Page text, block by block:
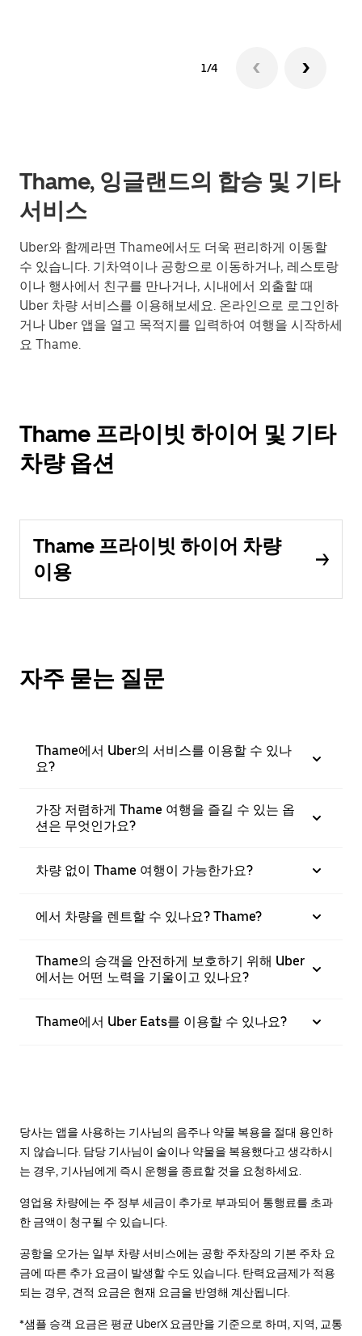
1/4
Thame, 잉글랜드의 합승 및 기타
서비스
Uber와 함께라면 Thame에서도 더욱 편리하게 이동할
수 있습니다. 기차역이나 공항으로 이동하거나, 레스토랑
이나 행사에서 친구를 만나거나, 시내에서 외출할 때
Uber 차량 서비스를 이용해보세요. 온라인으로 로그인하
거나 Uber 앱을 열고 목적지를 입력하여 여행을 시작하세
요 Thame.
Thame 프라이빗 하이어 및 기타
차량 옵션
Thame 프라이빗 하이어 차량
이용
자주 묻는 질문
Thame에서 Uber의 서비스를 이용할 수 있나
요?
가장 저렴하게 Thame 여행을 즐길 수 있는 옵
션은 무엇인가요?
차량 없이 Thame 여행이 가능한가요?
에서 차량을 렌트할 수 있나요? Thame?
Thame의 승객을 안전하게 보호하기 위해 Uber
에서는 어떤 노력을 기울이고 있나요?
Thame에서 Uber Eats를 이용할 수 있나요?
당사는 앱을 사용하는 기사님의 음주나 약물 복용을 절대 용인하
지 않습니다. 담당 기사님이 술이나 약물을 복용했다고 생각하시
는 경우, 기사님에게 즉시 운행을 종료할 것을 요청하세요.
영업용 차량에는 주 정부 세금이 추가로 부과되어 통행료를 초과
한 금액이 청구될 수 있습니다.
공항을 오가는 일부 차량 서비스에는 공항 주차장의 기본 주차 요
금에 따른 추가 요금이 발생할 수도 있습니다. 탄력요금제가 적용
되는 경우, 견적 요금은 현재 요금을 반영해 계산됩니다.
*샘플 승객 요금은 평균 UberX 요금만을 기준으로 하며, 지역, 교통